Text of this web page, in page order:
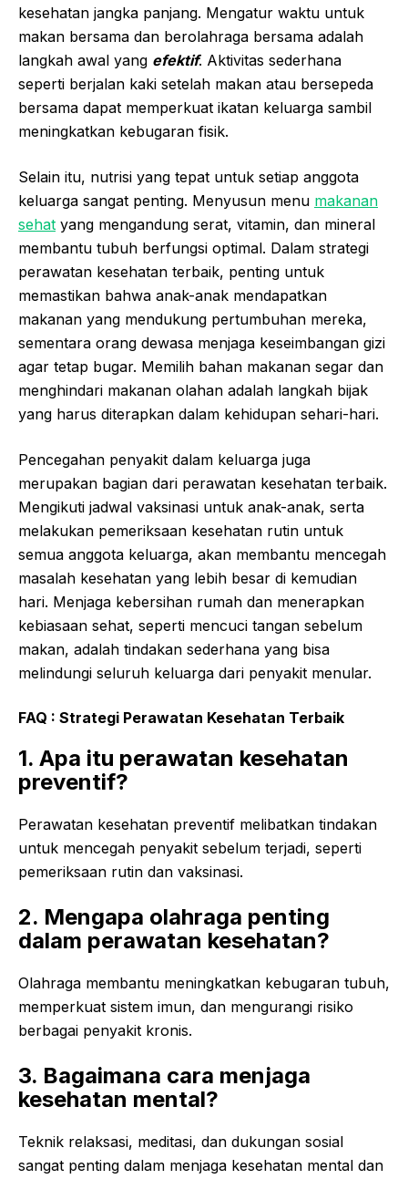
kesehatan jangka panjang. Mengatur waktu untuk
makan bersama dan berolahraga bersama adalah
langkah awal yang efektif. Aktivitas sederhana
seperti berjalan kaki setelah makan atau bersepeda
bersama dapat memperkuat ikatan keluarga sambil
meningkatkan kebugaran fisik.
Selain itu, nutrisi yang tepat untuk setiap anggota
keluarga sangat penting. Menyusun menu makanan
sehat yang mengandung serat, vitamin, dan mineral
membantu tubuh berfungsi optimal. Dalam strategi
perawatan kesehatan terbaik, penting untuk
memastikan bahwa anak-anak mendapatkan
makanan yang mendukung pertumbuhan mereka,
sementara orang dewasa menjaga keseimbangan gizi
agar tetap bugar. Memilih bahan makanan segar dan
menghindari makanan olahan adalah langkah bijak
yang harus diterapkan dalam kehidupan sehari-hari.
Pencegahan penyakit dalam keluarga juga
merupakan bagian dari perawatan kesehatan terbaik.
Mengikuti jadwal vaksinasi untuk anak-anak, serta
melakukan pemeriksaan kesehatan rutin untuk
semua anggota keluarga, akan membantu mencegah
masalah kesehatan yang lebih besar di kemudian
hari. Menjaga kebersihan rumah dan menerapkan
kebiasaan sehat, seperti mencuci tangan sebelum
makan, adalah tindakan sederhana yang bisa
melindungi seluruh keluarga dari penyakit menular.
FAQ : Strategi Perawatan Kesehatan Terbaik
1. Apa itu perawatan kesehatan
preventif?
Perawatan kesehatan preventif melibatkan tindakan
untuk mencegah penyakit sebelum terjadi, seperti
pemeriksaan rutin dan vaksinasi.
2. Mengapa olahraga penting
dalam perawatan kesehatan?
Olahraga membantu meningkatkan kebugaran tubuh,
memperkuat sistem imun, dan mengurangi risiko
berbagai penyakit kronis.
3. Bagaimana cara menjaga
kesehatan mental?
Teknik relaksasi, meditasi, dan dukungan sosial
sangat penting dalam menjaga kesehatan mental dan